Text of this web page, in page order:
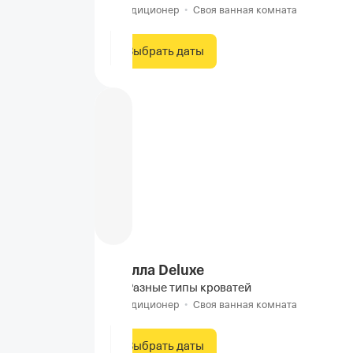
Кондиционер • Своя ванная комната
Выбрать даты
Вилла Deluxe
Разные типы кроватей
Кондиционер • Своя ванная комната
Выбрать даты